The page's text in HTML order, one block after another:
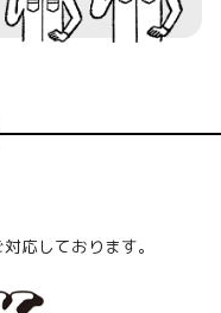
応しております。